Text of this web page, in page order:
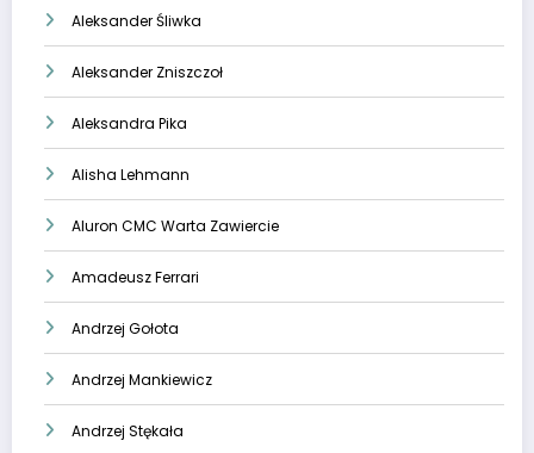
Aleksander Śliwka
Aleksander Zniszczoł
Aleksandra Pika
Alisha Lehmann
Aluron CMC Warta Zawiercie
Amadeusz Ferrari
Andrzej Gołota
Andrzej Mankiewicz
Andrzej Stękała